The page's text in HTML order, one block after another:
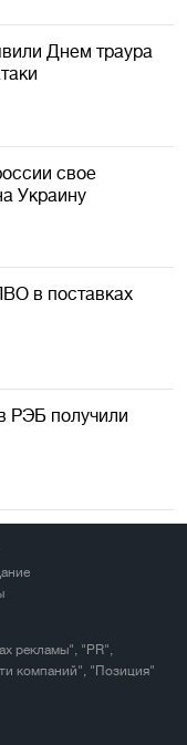
Днем траура
свое
Украину
в поставках
РЭБ получили
рекламы", "PR",
компаний", "Позиция"